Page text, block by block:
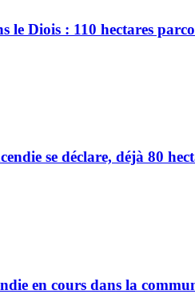
le Diois : 110 hectares
se déclare, déjà 80
en cours dans la